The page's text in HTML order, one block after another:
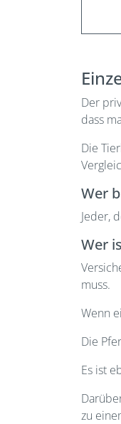
Der
dass
Die
Wer
Jeder,
Wer
muss.
Wenn
Die
Es ist
zu